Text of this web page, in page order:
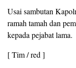
Usai sambutan
ramah tamah dan
kepada pejabat lama.
[ Tim / red ]